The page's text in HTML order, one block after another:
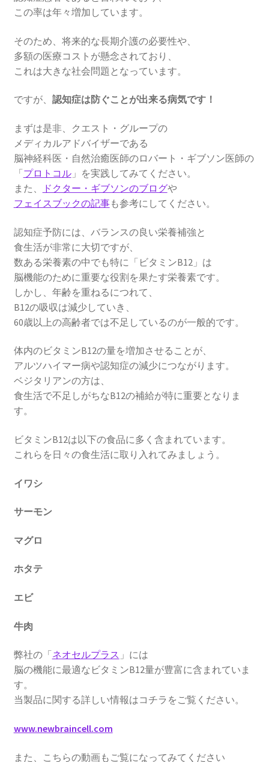
この率は年々増加しています。
そのため、将来的な長期介護の必要性や、
多額の医療コストが懸念されており、
これは大きな社会問題となっています。
ですが、 認知症は防ぐことが出来る病気です！
まずは是非、クエスト・グループの
メディカルアドバイザーである
脳神経科医・自然治癒医師のロバート・ギブソン医師の
「プロトコル」を実践してみてください。
また、
ドクター・ギブソンのブログや
フェイスブックの記事も参考にしてください。
認知症予防には、バランスの良い栄養補強と
食生活が非常に大切ですが、
数ある栄養素の中でも特に「ビタミンB12」は
脳機能のために重要な役割を果たす栄養素です。
しかし、年齢を重ねるにつれて、
B12の吸収は減少していき、
60歳以上の高齢者では不足しているのが一般的です。
体内のビタミンB12の量を増加させることが、
アルツハイマー病や認知症の減少につながります。
ベジタリアンの方は、
食生活で不足しがちなB12の補給が特に重要となりま
す。
ビタミンB12は以下の食品に多く含まれています。
これらを日々の食生活に取り入れてみましょう。
イワシ
サーモン
マグロ
ホタテ
エビ
牛肉
弊社の「ネオセルプラス 」には
脳の機能に最適なビタミンB12量が豊富に含まれていま
す。
当製品に関する詳しい情報はコチラをご覧ください。
www.newbraincell.com
また、こちらの動画もご覧になってみてください